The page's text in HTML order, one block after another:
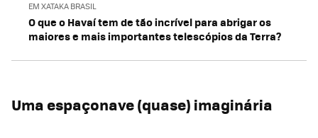
EM XATAKA BRASIL
O que o Havaí tem de tão incrível para abrigar os
maiores e mais importantes telescópios da Terra?
Uma espaçonave (quase) imaginária